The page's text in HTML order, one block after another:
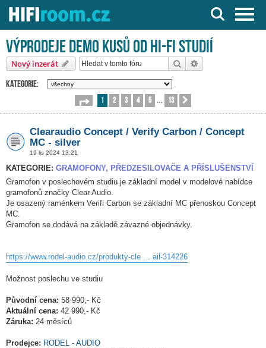
Server o Hi-Fi a AV technice
Výprodeje demo kusů od HI-FI studií
Nový inzerát Hledat
Kategorie:
Stránka 1z 13
1 2 3 4 5 13
Clearaudio Concept / Verify Carbon / Concept
MC - silver
19 lis 2024 13:21
KATEGORIE: GRAMOFONY, PŘEDZESILOVAČE A PŘÍSLUŠENSTVÍ
Gramofon v poslechovém studiu je základní model v modelové nabídce
gramofonů značky Clear Audio.
Je osazený raménkem Verifi Carbon se základní MC přenoskou Concept
MC.
Gramofon se dodává na základě závazné objednávky.
https://www.rodel-audio.cz/produkty-cle ... ail-314226
Možnost poslechu ve studiu
Původní cena: 58 990,- Kč
Aktuální cena: 42 990,- Kč
Záruka: 24 měsíců
Prodejce: RODEL - AUDIO